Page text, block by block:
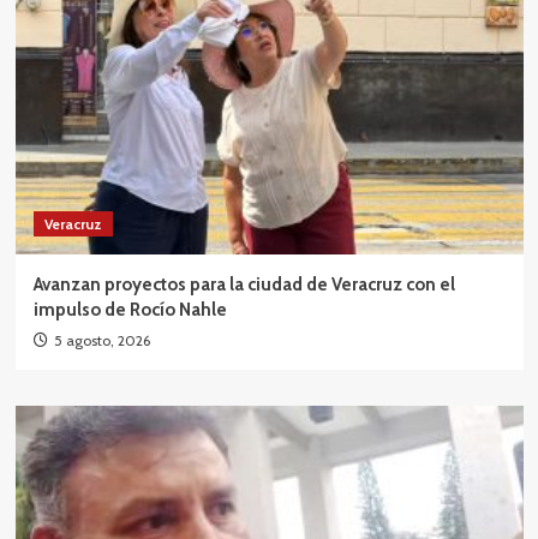
Veracruz
Avanzan proyectos para la ciudad de Veracruz con el
impulso de Rocío Nahle
5 agosto, 2026